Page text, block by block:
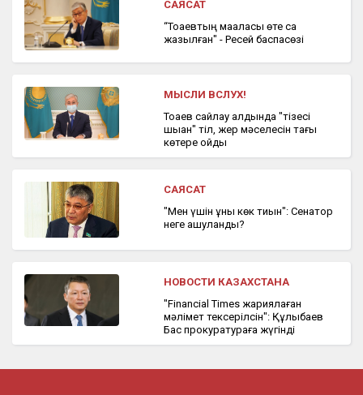
САЯСАТ
“Тоқаевтың мақаласы өте сақ
жазылған" - Ресей баспасөзі
МЫСЛИ ВСЛУХ!
Тоқаев сайлау алдында "тізесі
шыққан" тіл, жер мәселесін тағы
көтере қойды
САЯСАТ
"Мен үшін құны көк тиын": Сенатор
неге ашуланды?
НОВОСТИ КАЗАХСТАНА
"Financial Times жариялаған
мәлімет тексерілсін": Құлыбаев
Бас прокуратураға жүгінді